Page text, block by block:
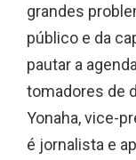
grandes
público e da
pautar a
tomadores de
Yonaha, vice-
é jornalista e